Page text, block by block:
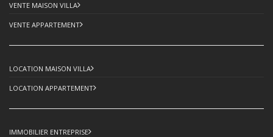
VENTE MAISON VILLA
VENTE APPARTEMENT
LOCATION MAISON VILLA
LOCATION APPARTEMENT
IMMOBILIER ENTREPRISE